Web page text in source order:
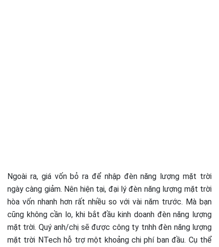
Ngoài ra, giá vốn bỏ ra để nhập đèn năng lượng mặt trời
ngày càng giảm. Nên hiện tại, đại lý đèn năng lượng mặt trời
hòa vốn nhanh hơn rất nhiều so với vài năm trước. Mà bạn
cũng không cần lo, khi bắt đầu kinh doanh đèn năng lượng
mặt trời. Quý anh/chị sẽ được công ty tnhh đèn năng lượng
mặt trời NTech hỗ trợ một khoảng chi phí ban đầu. Cụ thể